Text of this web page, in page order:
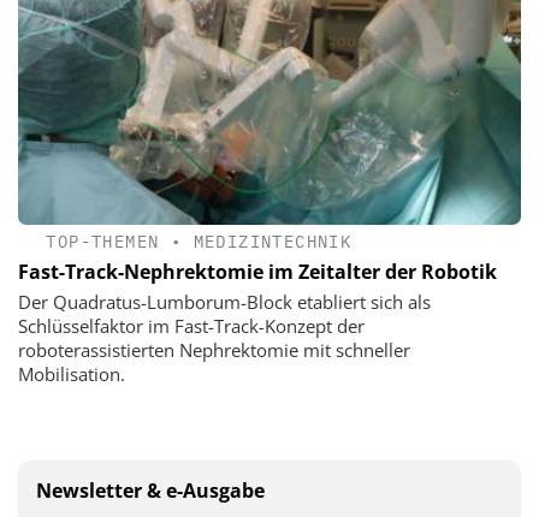
TOP-THEMEN • MEDIZINTECHNIK
Fast-Track-Nephrektomie im Zeitalter der Robotik
Der Quadratus-Lumborum-Block etabliert sich als
Schlüsselfaktor im Fast-Track-Konzept der
roboterassistierten Nephrektomie mit schneller
Mobilisation.
Newsletter & e-Ausgabe